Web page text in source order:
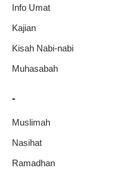
Info Umat
Kajian
Kisah Nabi-nabi
Muhasabah
-
Muslimah
Nasihat
Ramadhan